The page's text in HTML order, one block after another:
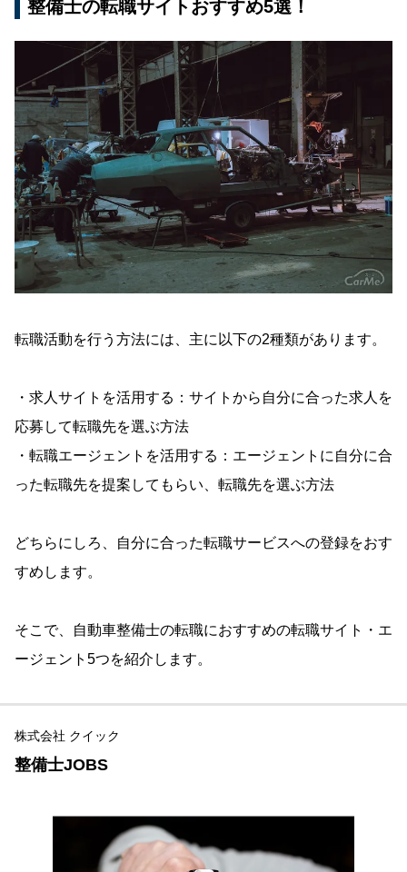
整備士の転職サイトおすすめ5選！
転職活動を行う方法には、主に以下の2種類があります。
・求人サイトを活用する：サイトから自分に合った求人を
応募して転職先を選ぶ方法
・転職エージェントを活用する：エージェントに自分に合
った転職先を提案してもらい、転職先を選ぶ方法
どちらにしろ、自分に合った転職サービスへの登録をおす
すめします。
そこで、自動車整備士の転職におすすめの転職サイト・エ
ージェント5つを紹介します。
株式会社 クイック
整備士JOBS